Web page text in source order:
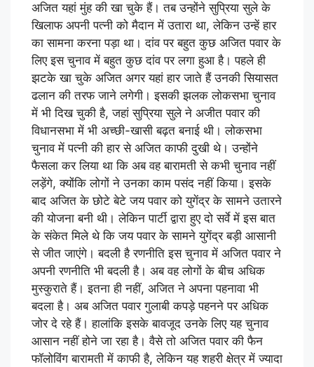
अजित यहां मुंह की खा चुके हैं। तब उन्होंने सुप्रिया सुले के
खिलाफ अपनी पत्नी को मैदान में उतारा था, लेकिन उन्हें हार
का सामना करना पड़ा था। दांव पर बहुत कुछ अजित पवार के
लिए इस चुनाव में बहुत कुछ दांव पर लगा हुआ है। पहले ही
झटके खा चुके अजित अगर यहां हार जाते हैं उनकी सियासत
ढलान की तरफ जाने लगेगी। इसकी झलक लोकसभा चुनाव
में भी दिख चुकी है, जहां सुप्रिया सुले ने अजीत पवार की
विधानसभा में भी अच्छी-खासी बढ़त बनाई थी। लोकसभा
चुनाव में पत्नी की हार से अजित काफी दुखी थे। उन्होंने
फैसला कर लिया था कि अब वह बारामती से कभी चुनाव नहीं
लड़ेंगे, क्योंकि लोगों ने उनका काम पसंद नहीं किया। इसके
बाद अजित के छोटे बेटे जय पवार को युगेंद्र के सामने उतारने
की योजना बनी थी। लेकिन पार्टी द्वारा हुए दो सर्वे में इस बात
के संकेत मिले थे कि जय पवार के सामने युगेंद्र बड़ी आसानी
से जीत जाएंगे। बदली है रणनीति इस चुनाव में अजित पवार ने
अपनी रणनीति भी बदली है। अब वह लोगों के बीच अधिक
मुस्कुराते हैं। इतना ही नहीं, अजित ने अपना पहनावा भी
बदला है। अब अजित पवार गुलाबी कपड़े पहनने पर अधिक
जोर दे रहे हैं। हालांकि इसके बावजूद उनके लिए यह चुनाव
आसान नहीं होने जा रहा है। वैसे तो अजित पवार की फैन
फॉलोविंग बारामती में काफी है, लेकिन यह शहरी क्षेत्र में ज्यादा